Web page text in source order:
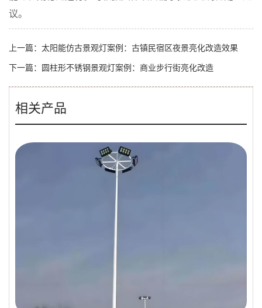
议。
上一篇： 太阳能仿古景观灯案例：古镇民宿区夜景亮化改造效果
下一篇： 圆柱形不锈钢景观灯案例：商业步行街亮化改造
相关产品